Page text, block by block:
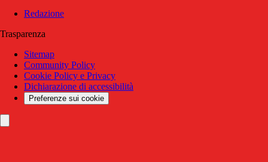
Redazione
Trasparenza
Sitemap
Community Policy
Cookie Policy e Privacy
Dichiarazione di accessibilità
Preferenze sui cookie